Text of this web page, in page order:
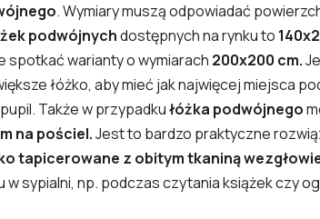
. Wymiary muszą odpowiadać
podwójnychdostępnych na rynku to
spotkać warianty o wymiarach 200x200 cm.
łóżko, aby mieć jak najwięcej miejsca
Także w przypadkułóżka podwójnego
na pościel.Jest to bardzo praktyczne
tapicerowane z obitym tkaniną
w sypialni, np. podczas czytania książek czy